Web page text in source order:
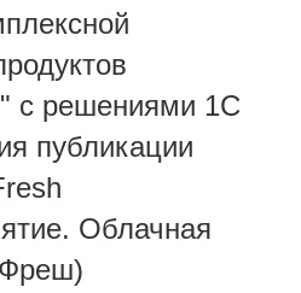
с решениями 1С
публикации
Облачная